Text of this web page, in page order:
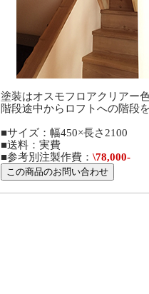
塗装はオスモフロアクリアー
階段途中からロフトへの階段
■サイズ：幅450×長さ2100
■送料：実費
■参考別注製作費： \78,000-